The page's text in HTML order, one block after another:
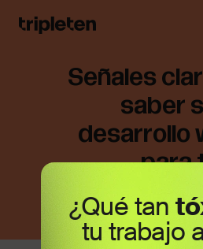
Señales
saber
desarrollo
para
¿Qué tan
tu trabajo